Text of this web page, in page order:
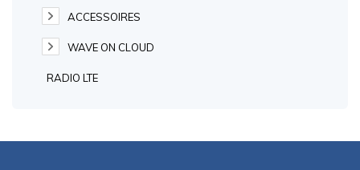
ACCESSOIRES
WAVE ON CLOUD
RADIO LTE